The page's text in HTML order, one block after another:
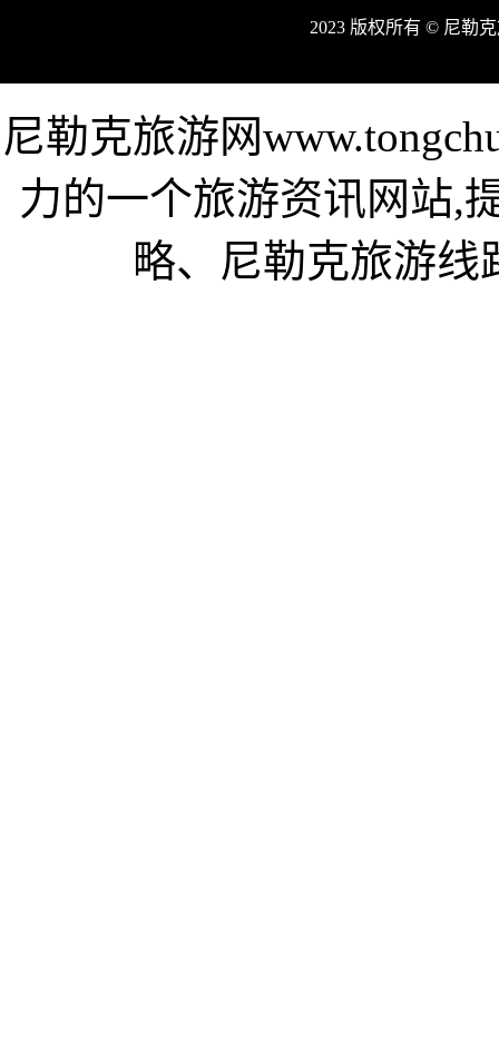
2023 版权所有 © 尼勒
尼勒克旅游网
力的一个旅游资讯网站,
略、尼勒克旅游